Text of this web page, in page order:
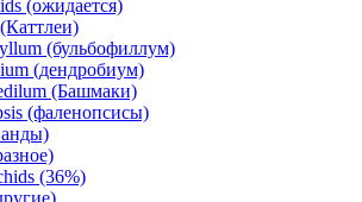
(ожидается)
(бульбофиллум)
(дендробиум)
(Башмаки)
(фаленопсисы)
(36%)